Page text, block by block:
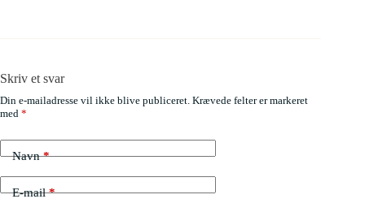
Skriv et svar
Din e-mailadresse vil ikke blive publiceret. Krævede felter er markeret
med *
Navn*
E-mail*